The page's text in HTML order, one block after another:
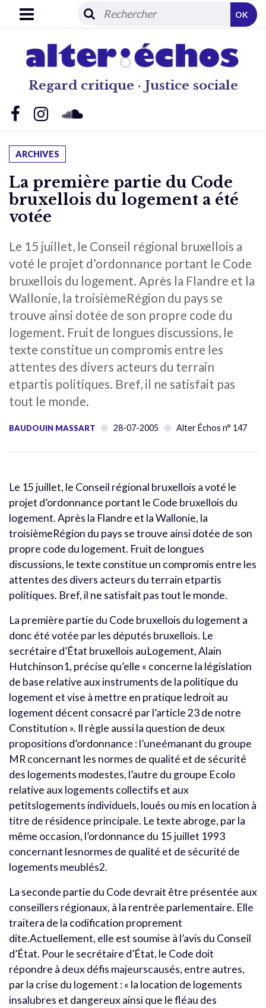
Regard critique · Justice sociale
OK
ARCHIVES
La première partie du Code
bruxellois du logement a été
votée
Le 15 juillet, le Conseil régional bruxellois a
voté le projet d’ordonnance portant le Code
bruxellois du logement. Après la Flandre et la
Wallonie, la troisièmeRégion du pays se
trouve ainsi dotée de son propre code du
logement. Fruit de longues discussions, le
texte constitue un compromis entre les
attentes des divers acteurs du terrain
etpartis politiques. Bref, il ne satisfait pas
tout le monde.
BAUDOUIN MASSART 28-07-2005 Alter Échos n° 147
Le 15 juillet, le Conseil régional bruxellois a voté le
projet d’ordonnance portant le Code bruxellois du
logement. Après la Flandre et la Wallonie, la
troisièmeRégion du pays se trouve ainsi dotée de son
propre code du logement. Fruit de longues
discussions, le texte constitue un compromis entre les
attentes des divers acteurs du terrain etpartis
politiques. Bref, il ne satisfait pas tout le monde.
La première partie du Code bruxellois du logement a
donc été votée par les députés bruxellois. Le
secrétaire d’État bruxellois auLogement, Alain
Hutchinson1, précise qu’elle « concerne la législation
de base relative aux instruments de la politique du
logement et vise à mettre en pratique ledroit au
logement décent consacré par l’article 23 de notre
Constitution ». Il règle aussi la question de deux
propositions d’ordonnance : l’uneémanant du groupe
MR concernant les normes de qualité et de sécurité
des logements modestes, l’autre du groupe Ecolo
relative aux logements collectifs et aux
petitslogements individuels, loués ou mis en location à
titre de résidence principale. Le texte abroge, par la
même occasion, l’ordonnance du 15 juillet 1993
concernant lesnormes de qualité et de sécurité de
logements meublés2.
La seconde partie du Code devrait être présentée aux
conseillers régionaux, à la rentrée parlementaire. Elle
traitera de la codification proprement
dite.Actuellement, elle est soumise à l’avis du Conseil
d’État. Pour le secrétaire d’État, le Code doit
répondre à deux défis majeurscausés, entre autres,
par la crise du logement : « la location de logements
insalubres et dangereux ainsi que le fléau des